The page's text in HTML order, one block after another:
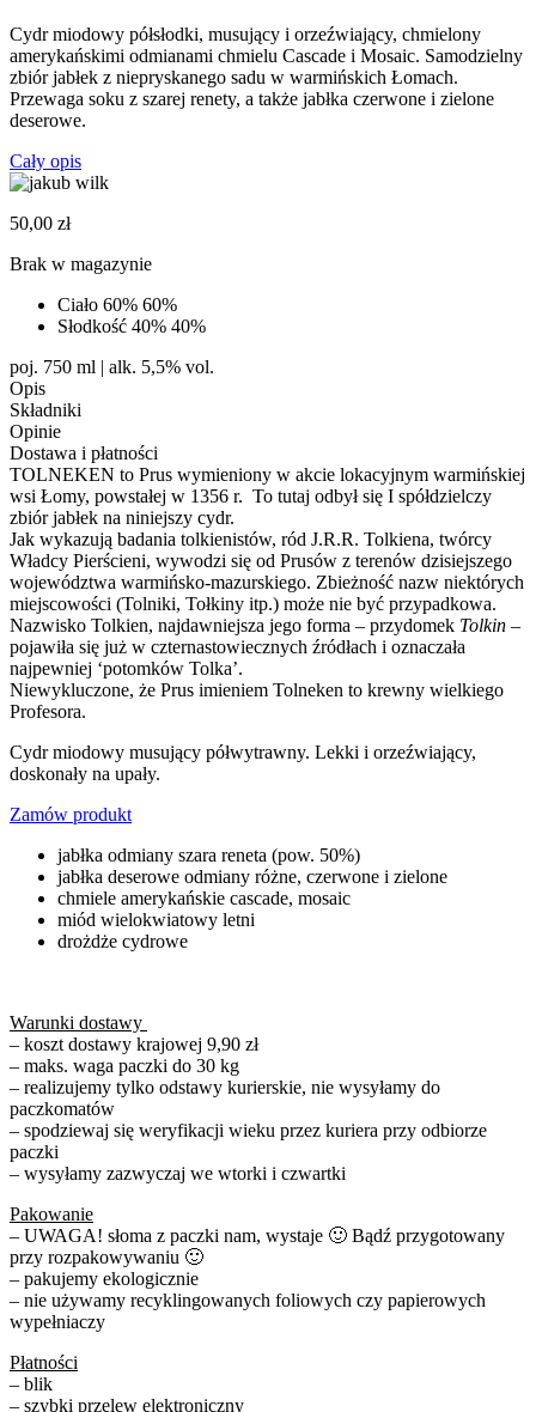
Cydr miodowy półsłodki, musujący i orzeźwiający, chmielony
amerykańskimi odmianami chmielu Cascade i Mosaic. Samodzielny
zbiór jabłek z niepryskanego sadu w warmińskich Łomach.
Przewaga soku z szarej renety, a także jabłka czerwone i zielone
deserowe.
Cały opis
50,00 zł
Brak w magazynie
Ciało 60% 60%
Słodkość 40% 40%
poj. 750 ml | alk. 5,5% vol.
Opis
Składniki
Opinie
Dostawa i płatności
TOLNEKEN to Prus wymieniony w akcie lokacyjnym warmińskiej
wsi Łomy, powstałej w 1356 r. To tutaj odbył się I spółdzielczy
zbiór jabłek na niniejszy cydr.
Jak wykazują badania tolkienistów, ród J.R.R. Tolkiena, twórcy
Władcy Pierścieni, wywodzi się od Prusów z terenów dzisiejszego
województwa warmińsko-mazurskiego. Zbieżność nazw niektórych
miejscowości (Tolniki, Tołkiny itp.) może nie być przypadkowa.
Nazwisko Tolkien, najdawniejsza jego forma – przydomek Tolkin –
pojawiła się już w czternastowiecznych źródłach i oznaczała
najpewniej ‘potomków Tolka’.
Niewykluczone, że Prus imieniem Tolneken to krewny wielkiego
Profesora.
Cydr miodowy musujący półwytrawny. Lekki i orzeźwiający,
doskonały na upały.
Zamów produkt
jabłka odmiany szara reneta (pow. 50%)
jabłka deserowe odmiany różne, czerwone i zielone
chmiele amerykańskie cascade, mosaic
miód wielokwiatowy letni
drożdże cydrowe
Warunki dostawy
– koszt dostawy krajowej 9,90 zł
– maks. waga paczki do 30 kg
– realizujemy tylko odstawy kurierskie, nie wysyłamy do
paczkomatów
– spodziewaj się weryfikacji wieku przez kuriera przy odbiorze
paczki
– wysyłamy zazwyczaj we wtorki i czwartki
Pakowanie
– UWAGA! słoma z paczki nam, wystaje 🙂 Bądź przygotowany
przy rozpakowywaniu 🙂
– pakujemy ekologicznie
– nie używamy recyklingowanych foliowych czy papierowych
wypełniaczy
Płatności
– blik
– szybki przelew elektroniczny